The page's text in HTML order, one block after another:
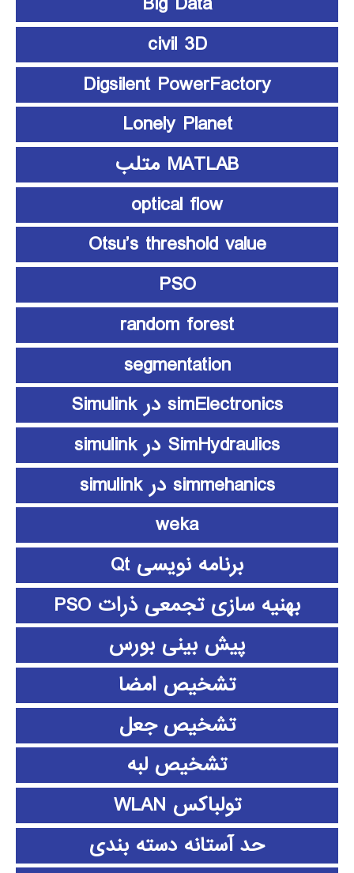
civil 3D
Digsilent PowerFactory
Lonely Planet
MATLAB متلب
optical flow
Otsu’s threshold value
PSO
random forest
segmentation
simElectronics در Simulink
SimHydraulics در simulink
simmehanics در simulink
weka
برنامه نویسی Qt
بهنیه سازی تجمعی ذرات PSO
پیش بینی بورس
تشخیص امضا
تشخیص جعل
تشخیص لبه
تولباکس WLAN
حد آستانه دسته بندی